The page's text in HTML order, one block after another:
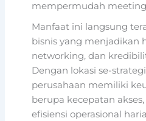
mempermudah
Manfaat ini langsung
bisnis yang menjadikan
networking, dan
Dengan lokasi se-
perusahaan memiliki
berupa kecepatan
efisiensi operasional